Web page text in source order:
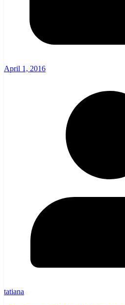
April 1, 2016
tatiana